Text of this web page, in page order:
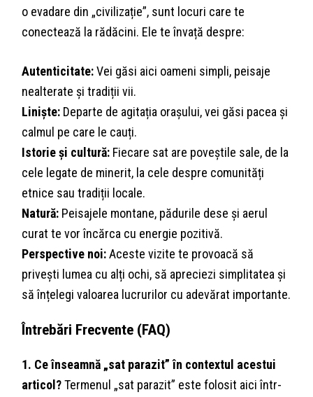
o evadare din „civilizație”, sunt locuri care te
conectează la rădăcini. Ele te învață despre:
Autenticitate:Vei găsi aici oameni simpli, peisaje
nealterate și tradiții vii.
Liniște: Departe de agitația orașului, vei găsi pacea și
calmul pe care le cauți.
Istorie și cultură: Fiecare sat are poveștile sale, de la
cele legate de minerit, la cele despre comunități
etnice sau tradiții locale.
Natură: Peisajele montane, pădurile dese și aerul
curat te vor încărca cu energie pozitivă.
Perspective noi:Aceste vizite te provoacă să
privești lumea cu alți ochi, să apreciezi simplitatea și
să înțelegi valoarea lucrurilor cu adevărat importante.
Întrebări Frecvente (FAQ)
1. Ce înseamnă „sat parazit” în contextul acestui
articol?Termenul „sat parazit” este folosit aici într-